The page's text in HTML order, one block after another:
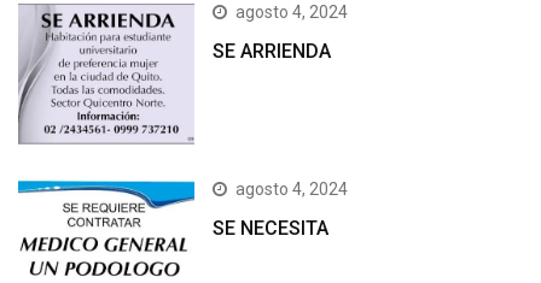
agosto 4, 2024
SE ARRIENDA
agosto 4, 2024
SE NECESITA